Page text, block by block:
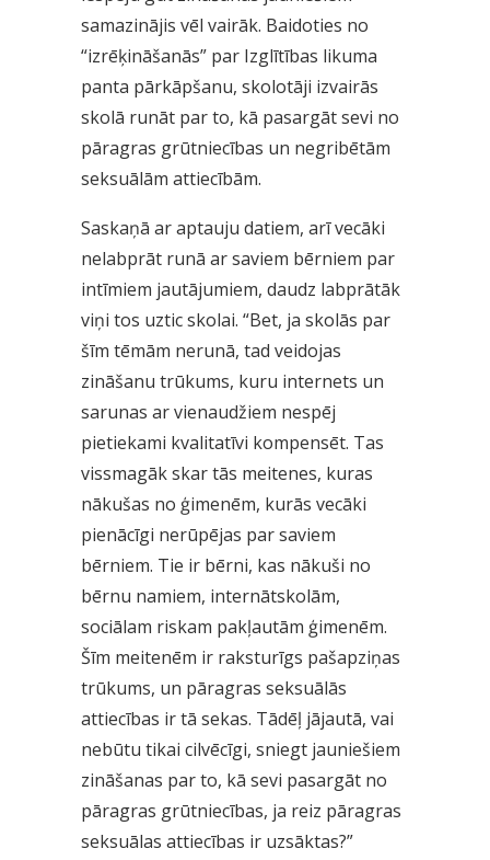
samazinājis vēl vairāk. Baidoties no
“izrēķināšanās” par Izglītības likuma
panta pārkāpšanu, skolotāji izvairās
skolā runāt par to, kā pasargāt sevi no
pāragras grūtniecības un negribētām
seksuālām attiecībām.
Saskaņā ar aptauju datiem, arī vecāki
nelabprāt runā ar saviem bērniem par
intīmiem jautājumiem, daudz labprātāk
viņi tos uztic skolai. “Bet, ja skolās par
šīm tēmām nerunā, tad veidojas
zināšanu trūkums, kuru internets un
sarunas ar vienaudžiem nespēj
pietiekami kvalitatīvi kompensēt. Tas
vissmagāk skar tās meitenes, kuras
nākušas no ģimenēm, kurās vecāki
pienācīgi nerūpējas par saviem
bērniem. Tie ir bērni, kas nākuši no
bērnu namiem, internātskolām,
sociālam riskam pakļautām ģimenēm.
Šīm meitenēm ir raksturīgs pašapziņas
trūkums, un pāragras seksuālās
attiecības ir tā sekas. Tādēļ jājautā, vai
nebūtu tikai cilvēcīgi, sniegt jauniešiem
zināšanas par to, kā sevi pasargāt no
pāragras grūtniecības, ja reiz pāragras
seksuālas attiecības ir uzsāktas?”